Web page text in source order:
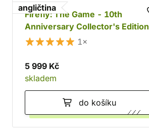
angličtina
Firefly: The Game - 10th
Anniversary Collector's Edition
1×
5 999 Kč
skladem
do košíku